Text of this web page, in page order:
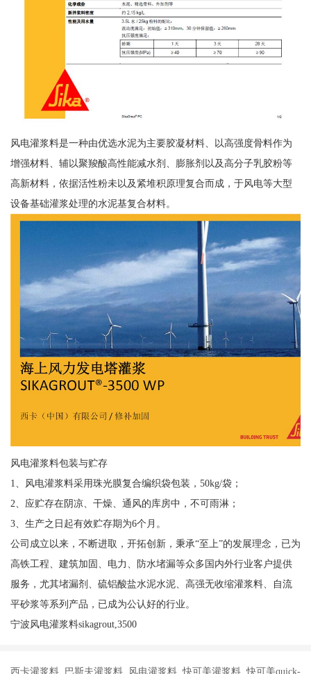
风电灌浆料是一种由优选水泥为主要胶凝材料、以高强度骨料作为
增强材料、辅以聚羧酸高性能减水剂、膨胀剂以及高分子乳胶粉等
高新材料，依据活性粉未以及紧堆积原理复合而成，于风电等大型
设备基础灌浆处理的水泥基复合材料。
风电灌浆料包装与贮存
1、风电灌浆料采用珠光膜复合编织袋包装，50kg/袋；
2、应贮存在阴凉、干燥、通风的库房中，不可雨淋；
3、生产之日起有效贮存期为6个月。
公司成立以来，不断进取，开拓创新，秉承“至上”的发展理念，已为
高铁工程、建筑加固、电力、防水堵漏等众多国内外行业客户提供
服务，尤其堵漏剂、硫铝酸盐水泥水泥、高强无收缩灌浆料、自流
平砂浆等系列产品，已成为公认好的行业。
宁波风电灌浆料sikagrout,3500
西卡灌浆料 巴斯夫灌浆料 风电灌浆料 快可美灌浆料 快可美quick-